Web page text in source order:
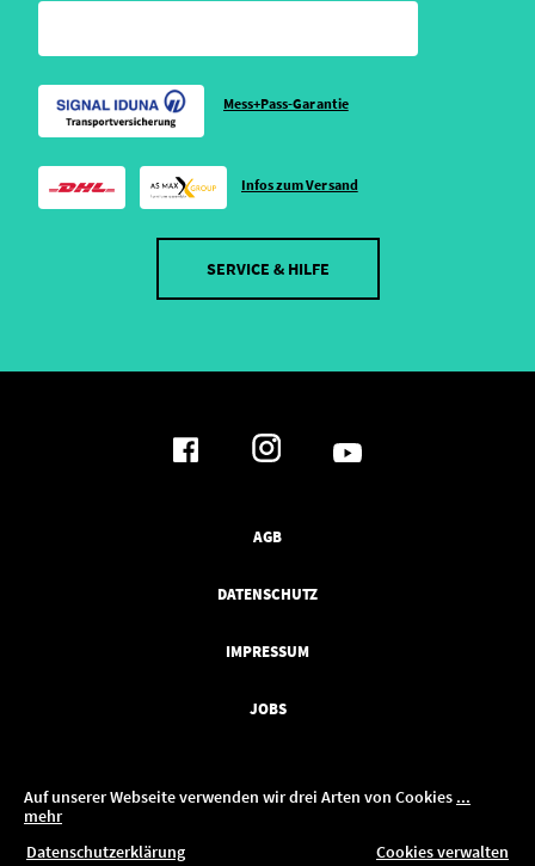
Auf unserer Webseite verwenden wir drei Arten von Cookies ...
mehr
Datenschutzerklärung
Cookies verwalten
Mess+Pass-Garantie
Infos zum Versand
SERVICE & HILFE
AGB
DATENSCHUTZ
IMPRESSUM
JOBS